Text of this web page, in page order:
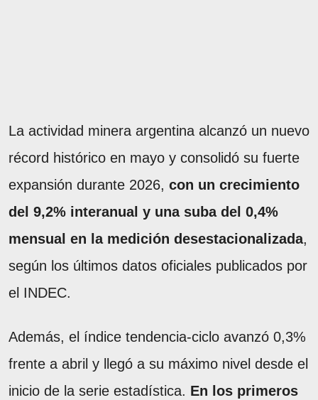
La actividad minera argentina alcanzó un nuevo
récord histórico en mayo y consolidó su fuerte
expansión durante 2026, con un crecimiento
del 9,2% interanual y una suba del 0,4%
mensual en la medición desestacionalizada,
según los últimos datos oficiales publicados por
el INDEC.
Además, el índice tendencia-ciclo avanzó 0,3%
frente a abril y llegó a su máximo nivel desde el
inicio de la serie estadística. En los primeros